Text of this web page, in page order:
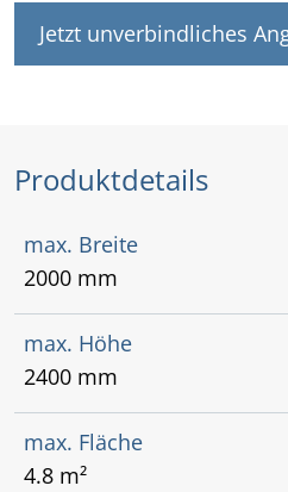
Jetzt unverbindliches
Produktdetails
max. Breite
2000 mm
max. Höhe
2400 mm
max. Fläche
4.8 m²